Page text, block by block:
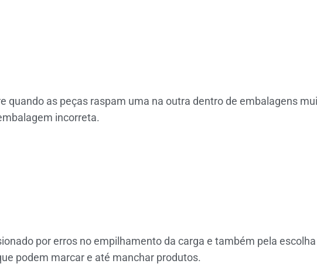
quando as peças raspam uma na outra dentro de embalagens
incorreta.
por erros no empilhamento da carga e também pela
podem marcar e até manchar produtos.